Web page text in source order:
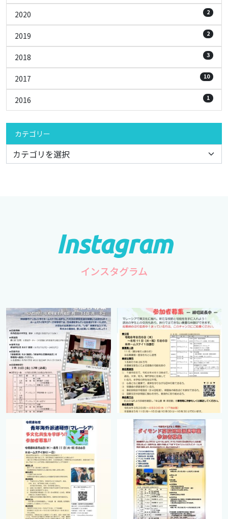
2020 2
2019 2
2018 3
2017 10
2016 1
カテゴリー
インスタグラム
cts.international.friendship
7月 1
cts.international.friendship
4月 16
cts.international.friendship
2月 27
cts.international.friendship
8月 12